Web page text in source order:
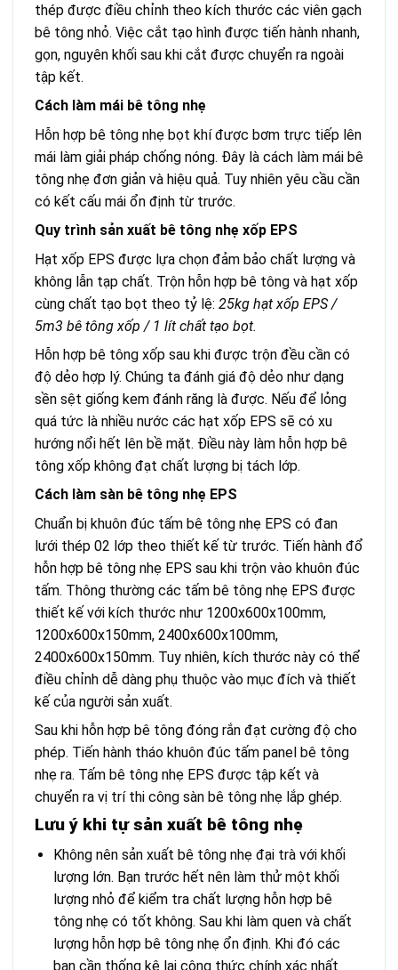
thép được điều chỉnh theo kích thước các viên gạch
bê tông nhỏ. Việc cắt tạo hình được tiến hành nhanh,
gọn, nguyên khối sau khi cắt được chuyển ra ngoài
tập kết.
Cách làm mái bê tông nhẹ
Hỗn hợp bê tông nhẹ bọt khí được bơm trực tiếp lên
mái làm giải pháp chống nóng. Đây là cách làm mái bê
tông nhẹ đơn giản và hiệu quả. Tuy nhiên yêu cầu cần
có kết cấu mái ổn định từ trước.
Quy trình sản xuất bê tông nhẹ xốp EPS
Hạt xốp EPS được lựa chọn đảm bảo chất lượng và
không lẫn tạp chất. Trộn hỗn hợp bê tông và hạt xốp
cùng chất tạo bọt theo tỷ lệ: 25kg hạt xốp EPS /
5m3 bê tông xốp / 1 lít chất tạo bọt.
Hỗn hợp bê tông xốp sau khi được trộn đều cần có
độ dẻo hợp lý. Chúng ta đánh giá độ dẻo như dạng
sền sệt giống kem đánh răng là được. Nếu để lỏng
quá tức là nhiều nước các hạt xốp EPS sẽ có xu
hướng nổi hết lên bề mặt. Điều này làm hỗn hợp bê
tông xốp không đạt chất lượng bị tách lớp.
Cách làm sàn bê tông nhẹ EPS
Chuẩn bị khuôn đúc tấm bê tông nhẹ EPS có đan
lưới thép 02 lớp theo thiết kế từ trước. Tiến hành đổ
hỗn hợp bê tông nhẹ EPS sau khi trộn vào khuôn đúc
tấm. Thông thường các tấm bê tông nhẹ EPS được
thiết kế với kích thước như 1200x600x100mm,
1200x600x150mm, 2400x600x100mm,
2400x600x150mm. Tuy nhiên, kích thước này có thể
điều chỉnh dễ dàng phụ thuộc vào mục đích và thiết
kế của người sản xuất.
Sau khi hỗn hợp bê tông đóng rắn đạt cường độ cho
phép. Tiến hành tháo khuôn đúc tấm panel bê tông
nhẹ ra. Tấm bê tông nhẹ EPS được tập kết và
chuyển ra vị trí thi công sàn bê tông nhẹ lắp ghép.
Lưu ý khi tự sản xuất bê tông nhẹ
Không nên sản xuất bê tông nhẹ đại trà với khối
lượng lớn. Bạn trước hết nên làm thử một khối
lượng nhỏ để kiểm tra chất lượng hỗn hợp bê
tông nhẹ có tốt không. Sau khi làm quen và chất
lượng hỗn hợp bê tông nhẹ ổn định. Khi đó các
bạn cần thống kê lại công thức chính xác nhất